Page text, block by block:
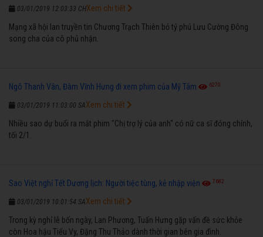
03/01/2019 12:03:33 CH
Mạng xã hội lan truyền tin Chương Trạch Thiên bỏ tỷ phú Lưu Cường Đông
song cha của cô phủ nhận.
Xem chi tiết
Ngô Thanh Vân, Đàm Vĩnh Hưng đi xem phim của Mỹ Tâm 6270
03/01/2019 11:03:00 SA
Nhiều sao dự buổi ra mắt phim "Chị trợ lý của anh" có nữ ca sĩ đóng chính,
tối 2/1.
Xem chi tiết
Sao Việt nghỉ Tết Dương lịch: Người tiệc tùng, kẻ nhập viện 7682
03/01/2019 10:01:54 SA
Trong kỳ nghỉ lễ bốn ngày, Lan Phương, Tuấn Hưng gặp vấn đề sức khỏe
còn Hoa hậu Tiểu Vy, Đặng Thu Thảo dành thời gian bên gia đình.
Xem chi tiết